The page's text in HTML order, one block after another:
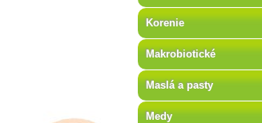
Korenie
Makrobiotické
Maslá a pasty
Medy